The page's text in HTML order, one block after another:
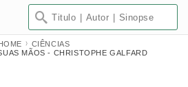
CIÊNCIAS
MÃOS - CHRISTOPHE GALFARD